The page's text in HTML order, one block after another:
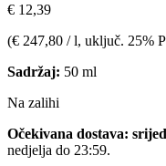
€ 12,39
(€ 247,80 / l, uključ. 25%
Sadržaj: 50 ml
Na zalihi
Očekivana dostava:
nedjelja do 23:59.